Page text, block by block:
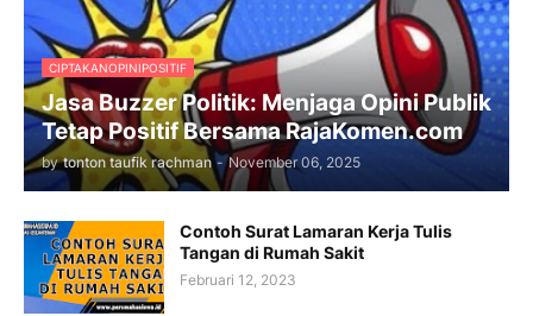
CIPTAKANOPINIPOSITIF
Jasa Buzzer Politik: Menjaga Opini Publik
Tetap Positif Bersama RajaKomen.com
by tonton taufik rachman - November 06, 2025
Contoh Surat Lamaran Kerja Tulis
Tangan di Rumah Sakit
Februari 12, 2023